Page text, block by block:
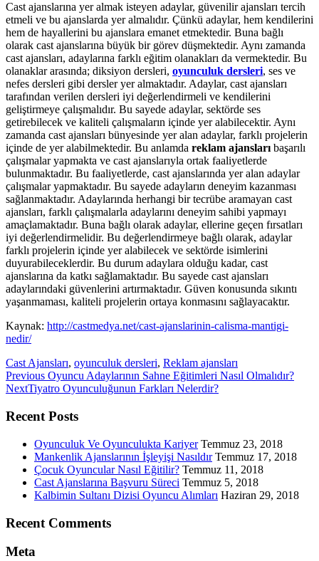
Cast ajanslarına yer almak isteyen adaylar, güvenilir ajansları tercih
etmeli ve bu ajanslarda yer almalıdır. Çünkü adaylar, hem kendilerini
hem de hayallerini bu ajanslara emanet etmektedir. Buna bağlı
olarak cast ajanslarına büyük bir görev düşmektedir. Aynı zamanda
cast ajansları, adaylarına farklı eğitim olanakları da vermektedir. Bu
olanaklar arasında; diksiyon dersleri, oyunculuk dersleri, ses ve
nefes dersleri gibi dersler yer almaktadır. Adaylar, cast ajansları
tarafından verilen dersleri iyi değerlendirmeli ve kendilerini
geliştirmeye çalışmalıdır. Bu sayede adaylar, sektörde ses
getirebilecek ve kaliteli çalışmaların içinde yer alabilecektir. Aynı
zamanda cast ajansları bünyesinde yer alan adaylar, farklı projelerin
içinde de yer alabilmektedir. Bu anlamda reklam ajanslarıbaşarılı
çalışmalar yapmakta ve cast ajanslarıyla ortak faaliyetlerde
bulunmaktadır. Bu faaliyetlerde, cast ajanslarında yer alan adaylar
çalışmalar yapmaktadır. Bu sayede adayların deneyim kazanması
sağlanmaktadır. Adaylarında herhangi bir tecrübe aramayan cast
ajansları, farklı çalışmalarla adaylarını deneyim sahibi yapmayı
amaçlamaktadır. Buna bağlı olarak adaylar, ellerine geçen fırsatları
iyi değerlendirmelidir. Bu değerlendirmeye bağlı olarak, adaylar
farklı projelerin içinde yer alabilecek ve sektörde isimlerini
duyurabileceklerdir. Bu durum adaylara olduğu kadar, cast
ajanslarına da katkı sağlamaktadır. Bu sayede cast ajansları
adaylarındaki güvenlerini artırmaktadır. Güven konusunda sıkıntı
yaşanmaması, kaliteli projelerin ortaya konmasını sağlayacaktır.
Kaynak: http://castmedya.net/cast-ajanslarinin-calisma-mantigi-
nedir/
Cast Ajansları, oyunculuk dersleri, Reklam ajansları
PreviousPrevious
post:
Oyuncu Adaylarının Sahne Eğitimleri Nasıl Olmalıdır?
NextNext
Tiyatro Oyunculuğunun Farkları Nelerdir?
Recent Posts
Oyunculuk Ve Oyunculukta Kariyer Temmuz 23, 2018
Mankenlik Ajanslarının İşleyişi Nasıldır Temmuz 17, 2018
Çocuk Oyuncular Nasıl Eğitilir? Temmuz 11, 2018
Cast Ajanslarına Başvuru Süreci Temmuz 5, 2018
Kalbimin Sultanı Dizisi Oyuncu Alımları Haziran 29, 2018
Recent Comments
Meta